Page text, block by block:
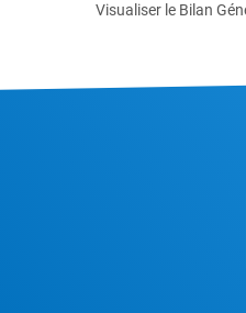
Visualiser le Bilan